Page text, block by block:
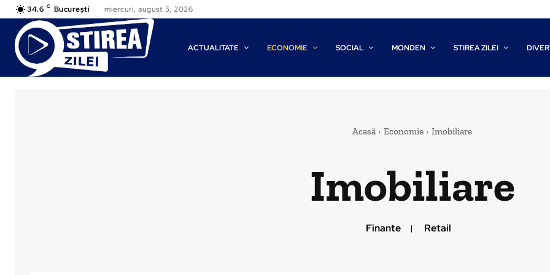
34.6 C București miercuri, august 5, 2026
ACTUALITATE ECONOMIE SOCIAL MONDEN STIREA ZILEI
Acasă Economie Imobiliare
Imobiliare
Finante Retail